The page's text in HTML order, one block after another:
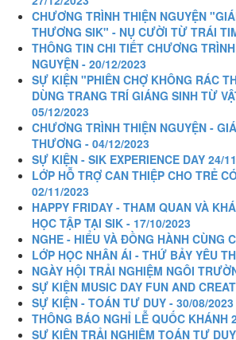
CHƯƠNG TRÌNH THIỆN NGUYỆN
THƯƠNG SIK" - NỤ CƯỜI TỪ TRÁI
THÔNG TIN CHI TIẾT CHƯƠNG
NGUYỆN - 20/12/2023
SỰ KIỆN "PHIÊN CHỢ KHÔNG RÁC
DÙNG TRANG TRÍ GIÁNG SINH TỪ
05/12/2023
CHƯƠNG TRÌNH THIỆN NGUYỆN -
THƯƠNG - 04/12/2023
SỰ KIỆN - SIK EXPERIENCE DAY 24/
LỚP HỖ TRỢ CAN THIỆP CHO TRẺ
02/11/2023
HAPPY FRIDAY - THAM QUAN VÀ
HỌC TẬP TẠI SIK - 17/10/2023
NGHE - HIỂU VÀ ĐỒNG HÀNH CÙNG
LỚP HỌC NHÂN ÁI - THỨ BẢY YÊU
NGÀY HỘI TRẢI NGHIỆM NGÔI
SỰ KIỆN MUSIC DAY FUN AND
SỰ KIỆN - TOÁN TƯ DUY - 30/08/2023
THÔNG BÁO NGHỈ LỄ QUỐC KHÁNH
SỰ KIỆN TRẢI NGHIỆM TOÁN TƯ